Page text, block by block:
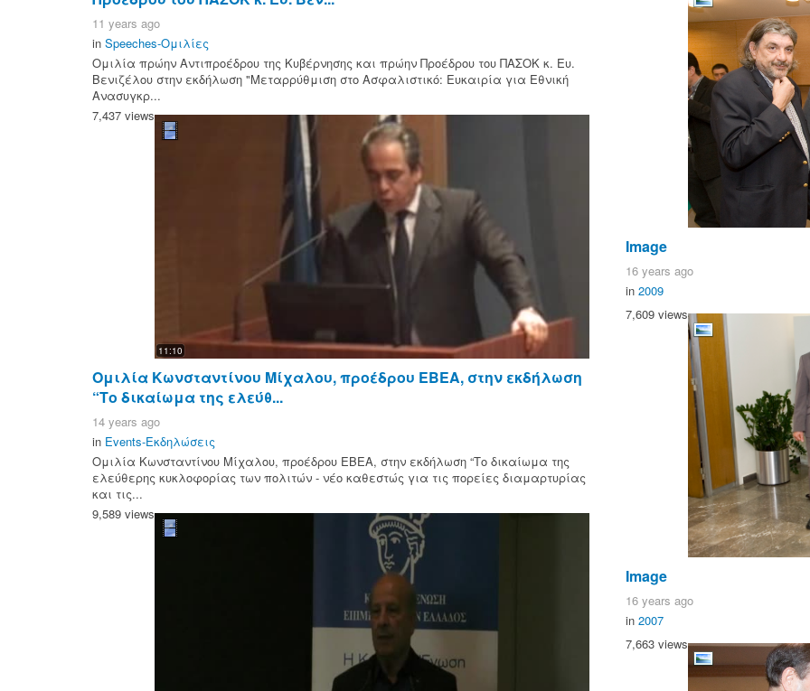
11 years ago
in Speeches-Ομιλίες
Ομιλία πρώην Αντιπροέδρου της Κυβέρνησης και πρώην Προέδρου του ΠΑΣΟΚ κ. Ευ.
Βενιζέλου στην εκδήλωση "Μεταρρύθμιση στο Ασφαλιστικό: Ευκαιρία για Εθνική
Ανασυγκρ...
7,437 views
11:10
Ομιλία Κωνσταντίνου Μίχαλου, προέδρου ΕΒΕΑ, στην εκδήλωση
“Το δικαίωμα της ελεύθ...
14 years ago
in Events-Εκδηλώσεις
Ομιλία Κωνσταντίνου Μίχαλου, προέδρου ΕΒΕΑ, στην εκδήλωση “Το δικαίωμα της
ελεύθερης κυκλοφορίας των πολιτών - νέο καθεστώς για τις πορείες διαμαρτυρίας
και τις...
9,589 views
Image
16 years ago
in 2009
7,609 views
Image
16 years ago
in 2007
7,663 views